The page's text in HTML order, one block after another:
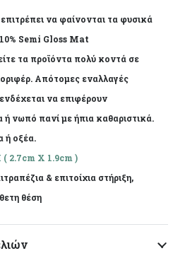
να φαίνονται τα φυσικά
Semi Gloss Mat
τα προϊόντα πολύ κοντά σε
Απότομες εναλλαγές
να επιφέρουν
ή νωπό πανί με ήπια καθαριστικά.
ή οξέα.
2.7cm X 1.9cm )
& επιτοίχια στήριξη,
θέση